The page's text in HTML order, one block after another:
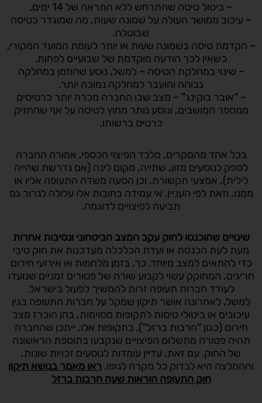
– ביטול טיסה שהתרחש ללא התראה של 14 ימים.
– עיכוב ממושך העולה על שמונה שעות, מה שמוגדר כטיסה
שבוטלה.
– הקדמת טיסה בשמונה שעות או יותר לעומת המועד המקורי,
כשאין לכך הודעה מוקדמת של שבועיים לפחות.
– שינוי במחלקת הטיסה – למשל, נוסע שהוזמן במחלקה
גבוהה והועבר למחלקה נמוכה יותר.
– “אובר בוקינג” – מצב שבו החברה מכרה יותר כרטיסים
ממספר המושבים, ונוסע נותר מחוץ לטיסה על אף שהחזיק
כרטיס ברשותו.
בכל אחד מהמקרים, מלבד הפיצוי הכספי, אמורה החברה
לספק לנוסעים מזון, שתייה, מקום לינה (אם נדרשת שהייה
לילית), אמצעי תקשורת, וכן הסעה משדה התעופה אליו או
ממנו, וזאת לפי העניין. אי עמידה בחובות אלו עלולה לגרור גם
תביעה לפיצויים לדוגמה.
שינויים שהוכנסו לחוק עקב המצב הביטחוני ונסיבות אחרות
מעת לעת הכנסת או ועדת הכלכלה מעדכנות את חוק טיבי
כדי להתאים למצב מיוחד. כך, בזמן מלחמות או אירועי חירום
חריגים, המחוקק עשוי לקבוע שורה של פטורים זמניים שנועדו
לעודד חברות תעופה זרות להמשיך לפעול בישראל.
למשל, לאחרונה אושר תיקון שמקל על חברות התעופה בגין
עיכובים או ביטולי טיסות לתקופות מסוימות, בהן הוכרז מצב
חירום (כגון “חרבות ברזל”). בתקופות אלו, ייתכן שהחברה
תהיה פטורה מתשלום הפיצויים שנקבעו בתוספת הראשונה
של החוק. עם זאת, עדיין עומדות לנוסעים זכויות שונות,
וההמלצה היא לבדוק כל מקרה לגופו. ראו מאמר בנושא תיקון
חוק התעופה הוראות שעה חרבות ברזל